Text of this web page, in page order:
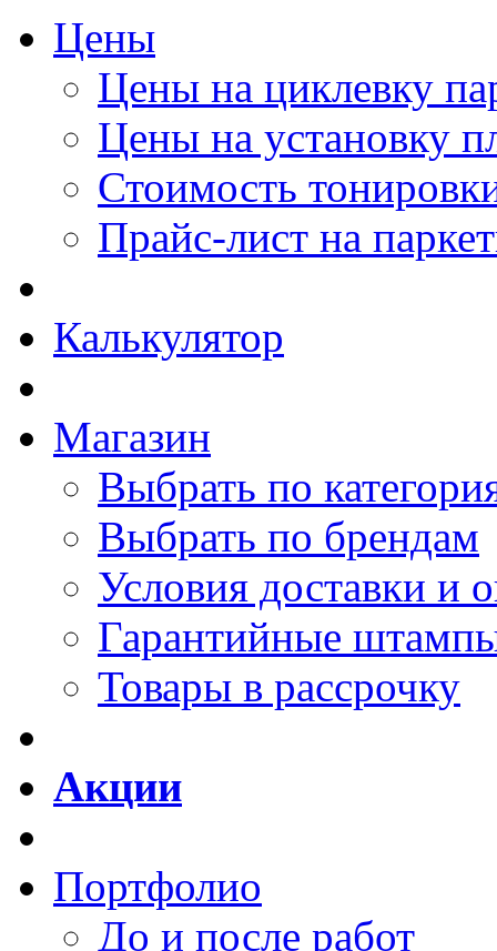
Цены
Цены на циклевку
Цены на установку
Стоимость
Прайс-лист на
Калькулятор
Магазин
Выбрать по
Выбрать по брендам
Условия доставки и
Гарантийные
Товары в рассрочку
Акции
Портфолио
До и после работ